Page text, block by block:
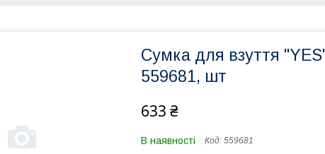
Сумка для взуття
559681, шт
633 ₴
В наявності Код: 559681